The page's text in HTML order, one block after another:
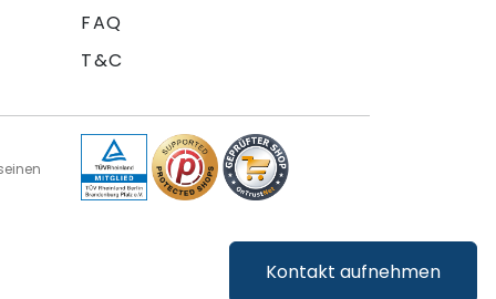
Kontakt aufnehmen
FAQ
T&C